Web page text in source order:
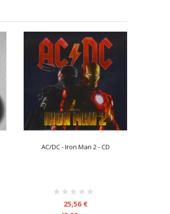
AC/DC - Iron Man 2 - CD
рейтинг:
25,56 €